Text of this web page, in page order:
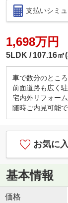
支払いシミ
1,698万円
5LDK 107.16㎡
車で数分のとこ
前面道路も広く
宅内外リフォー
随時ご内見可能
お気に
基本情報
価格